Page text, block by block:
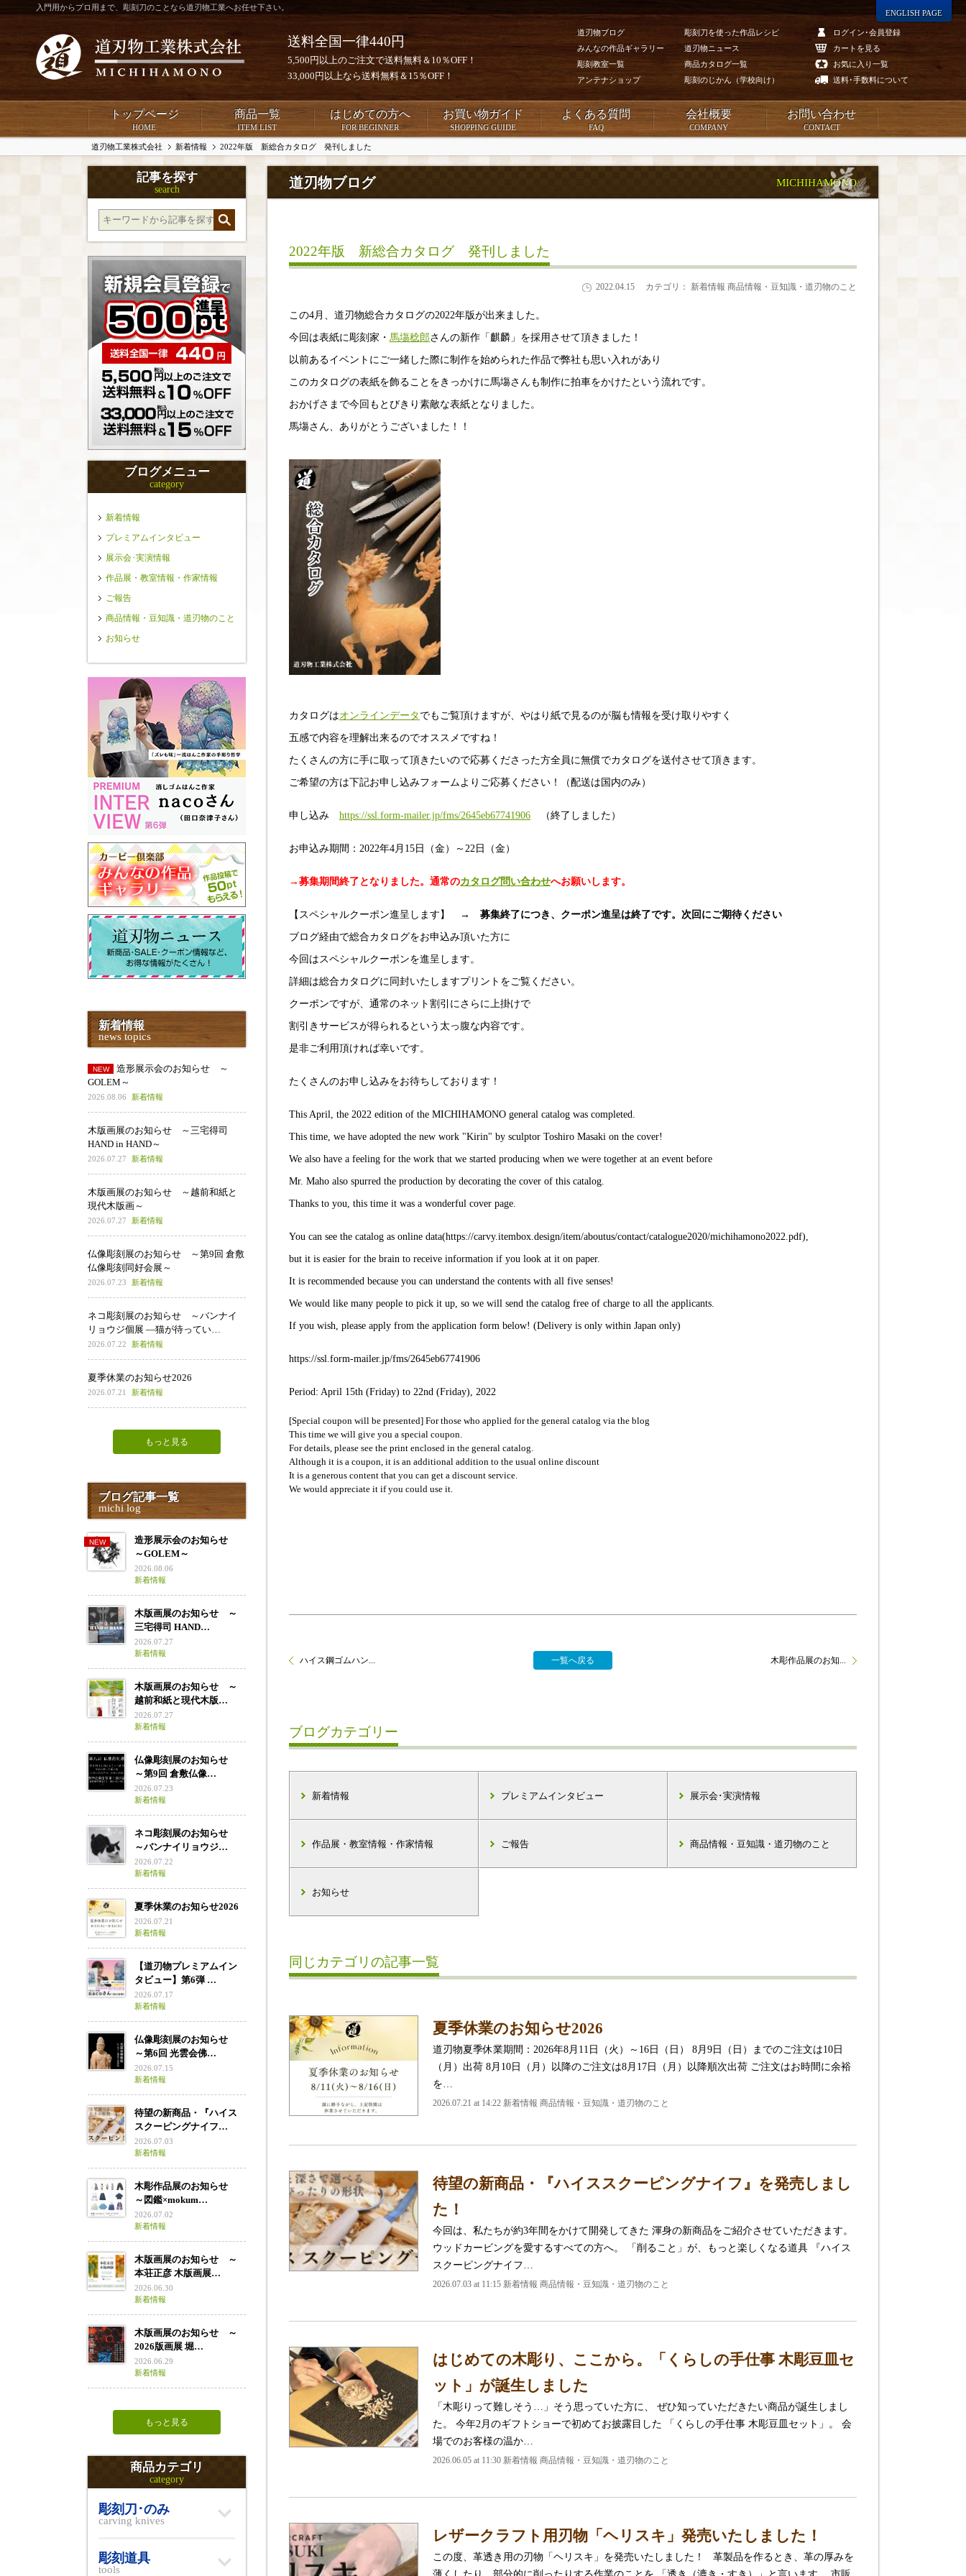
入門用からプロ用まで、彫刻刀のことなら道刃物工業へお任せ下さい。
送料全国一律440円
5,500円以上のご注文で送料無料＆10％OFF！
33,000円以上なら送料無料＆15％OFF！
道刃物ブログ
みんなの作品ギャラリー
彫刻教室一覧
アンテナショップ
彫刻刀を使った作品レシピ
道刃物ニュース
商品カタログ一覧
彫刻のじかん（学校向け）
ログイン･会員登録
カートを見る
お気に入り一覧
送料･手数料について
ENGLISH PAGE
トップページ
HOME
商品一覧
ITEM LIST
はじめての方へ
FOR BEGINNER
お買い物ガイド
SHOPPING GUIDE
よくある質問
FAQ
会社概要
COMPANY
お問い合わせ
CONTACT
道刃物工業株式会社 新着情報 2022年版 新総合カタログ 発刊しました
道刃物ブログ MICHIHAMONO
2022年版 新総合カタログ 発刊しました
2022.04.15 カテゴリ： 新着情報 商品情報・豆知識・道刃物のこと
この4月、道刃物総合カタログの2022年版が出来ました。
今回は表紙に彫刻家・ 馬塲稔郎さんの新作「麒麟」を採用させて頂きました！
以前あるイベントにご一緒した際に制作を始められた作品で弊社も思い入れがあり
このカタログの表紙を飾ることをきっかけに馬塲さんも制作に拍車をかけたという流れです。
おかげさまで今回もとびきり素敵な表紙となりました。
馬塲さん、ありがとうございました！！
カタログはオンラインデータ でもご覧頂けますが、やはり紙で見るのが脳も情報を受け取りやすく
五感で内容を理解出来るのでオススメですね！
たくさんの方に手に取って頂きたいので応募くださった方全員に無償でカタログを送付させて頂きます。
ご希望の方は下記お申し込みフォームよりご応募ください！（配送は国内のみ）
申し込み https://ssl.form-mailer.jp/fms/2645eb67741906 （終了しました）
お申込み期間：2022年4月15日（金）～22日（金）
→募集期間終了となりました。通常のカタログ問い合わせへお願いします。
【スペシャルクーポン進呈します】 → 募集終了につき、クーポン進呈は終了です。次回にご期待ください
ブログ経由で総合カタログをお申込み頂いた方に
今回はスペシャルクーポンを進呈します。
詳細は総合カタログに同封いたしますプリントをご覧ください。
クーポンですが、通常のネット割引にさらに上掛けで
割引きサービスが得られるという太っ腹な内容です。
是非ご利用頂ければ幸いです。
たくさんのお申し込みをお待ちしております！
This April, the 2022 edition of the MICHIHAMONO general catalog was completed.
This time, we have adopted the new work "Kirin" by sculptor Toshiro Masaki on the cover!
We also have a feeling for the work that we started producing when we were together at an event before
Mr. Maho also spurred the production by decorating the cover of this catalog.
Thanks to you, this time it was a wonderful cover page.
You can see the catalog as online data(https://carvy.itembox.design/item/aboutus/contact/catalogue2020/michihamono2022.pdf),
but it is easier for the brain to receive information if you look at it on paper.
It is recommended because you can understand the contents with all five senses!
We would like many people to pick it up, so we will send the catalog free of charge to all the applicants.
If you wish, please apply from the application form below! (Delivery is only within Japan only)
https://ssl.form-mailer.jp/fms/2645eb67741906
Period: April 15th (Friday) to 22nd (Friday), 2022
[Special coupon will be presented] For those who applied for the general catalog via the blog
This time we will give you a special coupon.
For details, please see the print enclosed in the general catalog.
Although it is a coupon, it is an additional addition to the usual online discount
It is a generous content that you can get a discount service.
We would appreciate it if you could use it.
ハイス鋼ゴムハン... 一覧へ戻る 木彫作品展のお知...
ブログカテゴリー
新着情報 プレミアムインタビュー 展示会･実演情報
作品展・教室情報・作家情報 ご報告 商品情報・豆知識・道刃物のこと
お知らせ
同じカテゴリの記事一覧
夏季休業のお知らせ2026
道刃物夏季休業期間：2026年8月11日（火）～16日（日） 8月9日（日）までのご注文は10日
（月）出荷 8月10日（月）以降のご注文は8月17日（月）以降順次出荷 ご注文はお時間に余裕
を…
2026.07.21 at 14:22 新着情報 商品情報・豆知識・道刃物のこと
待望の新商品・『ハイススクーピングナイフ』を発売しまし
た！
今回は、私たちが約3年間をかけて開発してきた 渾身の新商品をご紹介させていただきます。
ウッドカービングを愛するすべての方へ。 「削ること」が、もっと楽しくなる道具 『ハイス
スクーピングナイフ…
2026.07.03 at 11:15 新着情報 商品情報・豆知識・道刃物のこと
はじめての木彫り、ここから。「くらしの手仕事 木彫豆皿セ
ット」が誕生しました
「木彫りって難しそう…」そう思っていた方に、 ぜひ知っていただきたい商品が誕生しまし
た。 今年2月のギフトショーで初めてお披露目した 「くらしの手仕事 木彫豆皿セット」。 会
場でのお客様の温か…
2026.06.05 at 11:30 新着情報 商品情報・豆知識・道刃物のこと
レザークラフト用刃物「ヘリスキ」発売いたしました！
この度、革透き用の刃物「ヘリスキ」を発売いたしました！ 革製品を作るとき、革の厚みを
記事を探す
search
ブログメニュー
category
新着情報
プレミアムインタビュー
展示会･実演情報
作品展・教室情報・作家情報
ご報告
商品情報・豆知識・道刃物のこと
お知らせ
新着情報
news topics
造形展示会のお知らせ ～
GOLEM～
2026.08.06 新着情報
木版画展のお知らせ ～三宅得司
HAND in HAND～
2026.07.27 新着情報
木版画展のお知らせ ～越前和紙と
現代木版画～
2026.07.27 新着情報
仏像彫刻展のお知らせ ～第9回 倉敷
仏像彫刻同好会展～
2026.07.23 新着情報
ネコ彫刻展のお知らせ ～バンナイ
リョウジ個展 ―猫が待ってい…
2026.07.22 新着情報
夏季休業のお知らせ2026
2026.07.21 新着情報
もっと見る
ブログ記事一覧
michi log
造形展示会のお知らせ
～GOLEM～
2026.08.06
新着情報
木版画展のお知らせ ～
三宅得司 HAND…
2026.07.27
新着情報
木版画展のお知らせ ～
越前和紙と現代木版…
2026.07.27
新着情報
仏像彫刻展のお知らせ
～第9回 倉敷仏像…
2026.07.23
新着情報
ネコ彫刻展のお知らせ
～バンナイリョウジ…
2026.07.22
新着情報
夏季休業のお知らせ2026
2026.07.21
新着情報
【道刃物プレミアムイン
タビュー】第6弾 …
2026.07.17
新着情報
仏像彫刻展のお知らせ
～第6回 光雲会佛…
2026.07.15
新着情報
待望の新商品・『ハイス
スクーピングナイフ…
2026.07.03
新着情報
木彫作品展のお知らせ
～図鑑×mokum…
2026.07.02
新着情報
木版画展のお知らせ ～
本荘正彦 木版画展…
2026.06.30
新着情報
木版画展のお知らせ ～
2026版画展 堀…
2026.06.29
新着情報
もっと見る
商品カテゴリ
category
彫刻刀･のみ
carving knives
彫刻道具
tools